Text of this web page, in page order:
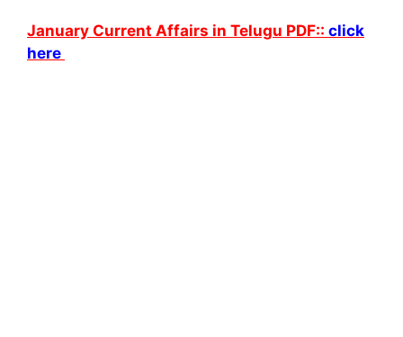
January Current Affairs in Telugu PDF:: click
here